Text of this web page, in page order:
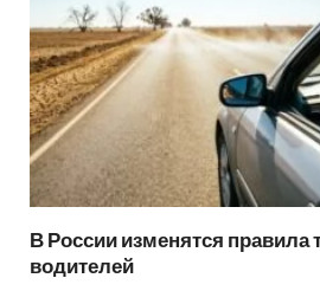
В России изменятся правила
водителей